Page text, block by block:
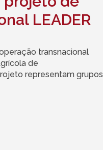
LEADER
transnacional
de
representam grupos